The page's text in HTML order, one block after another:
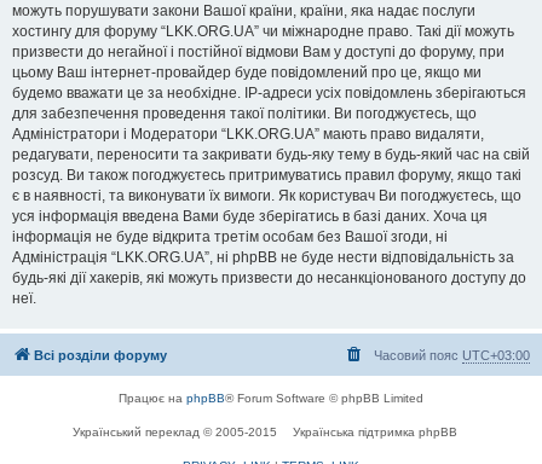
можуть порушувати закони Вашої країни, країни, яка надає послуги
хостингу для форуму “LKK.ORG.UA” чи міжнародне право. Такі дії можуть
призвести до негайної і постійної відмови Вам у доступі до форуму, при
цьому Ваш інтернет-провайдер буде повідомлений про це, якщо ми
будемо вважати це за необхідне. IP-адреси усіх повідомлень зберігаються
для забезпечення проведення такої політики. Ви погоджуєтесь, що
Адміністратори і Модератори “LKK.ORG.UA” мають право видаляти,
редагувати, переносити та закривати будь-яку тему в будь-який час на свій
розсуд. Ви також погоджуєтесь притримуватись правил форуму, якщо такі
є в наявності, та виконувати їх вимоги. Як користувач Ви погоджуєтесь, що
уся інформація введена Вами буде зберігатись в базі даних. Хоча ця
інформація не буде відкрита третім особам без Вашої згоди, ні
Адміністрація “LKK.ORG.UA”, ні phpBB не буде нести відповідальність за
будь-які дії хакерів, які можуть призвести до несанкціонованого доступу до
неї.
Всі розділи форуму Часовий пояс UTC+03:00
Працює на phpBB® Forum Software © phpBB Limited
Український переклад © 2005-2015 Українська підтримка phpBB